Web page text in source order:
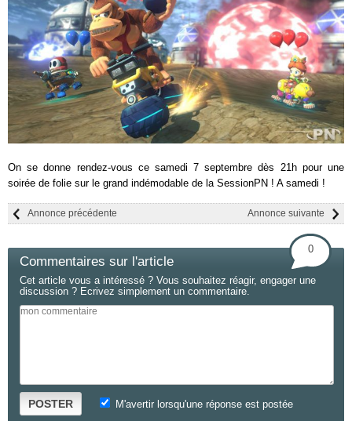
On se donne rendez-vous ce samedi 7 septembre dès 21h pour une
soirée de folie sur le grand indémodable de la SessionPN ! A samedi !
Annonce suivante
Annonce précédente
Commentaires sur l'article
0
Cet article vous a intéressé ? Vous souhaitez réagir, engager une
discussion ? Ecrivez simplement un commentaire.
POSTER M'avertir lorsqu'une réponse est postée